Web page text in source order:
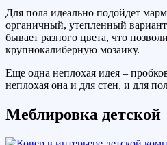
Для пола идеально подойдет
органичный, утепленный
бывает разного цвета, что
крупнокалиберную мозаику.
Еще одна неплохая идея –
неплохая она и для стен, и для
Меблировка детской